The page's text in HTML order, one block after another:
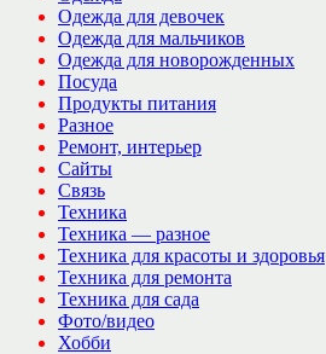
Одежда для девочек
Одежда для мальчиков
Одежда для новорожденных
Посуда
Продукты питания
Разное
Ремонт, интерьер
Сайты
Связь
Техника
Техника — разное
Техника для красоты и здоровья
Техника для ремонта
Техника для сада
Фото/видео
Хобби